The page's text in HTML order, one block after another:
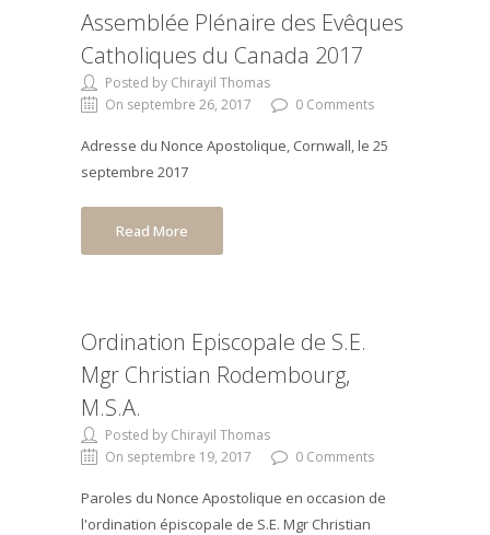
Assemblée Plénaire des Evêques
Catholiques du Canada 2017
Posted by Chirayil Thomas
On septembre 26, 2017
0 Comments
Adresse du Nonce Apostolique, Cornwall, le 25
septembre 2017
Read More
Ordination Episcopale de S.E.
Mgr Christian Rodembourg,
M.S.A.
Posted by Chirayil Thomas
On septembre 19, 2017
0 Comments
Paroles du Nonce Apostolique en occasion de
l'ordination épiscopale de S.E. Mgr Christian